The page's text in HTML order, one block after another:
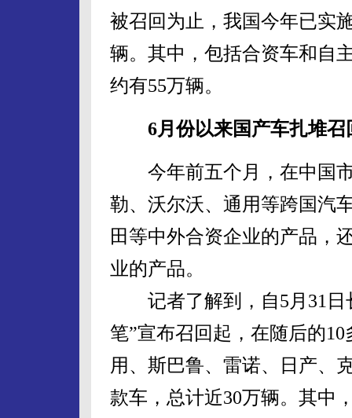
被召回为止，我国今年已实
辆。其中，包括合资车和自
约有55万辆。
6月份以来国产车扎堆召
今年前五个月，在中国市
勒、沃尔沃、通用等跨国汽
田等中外合资企业的产品，
业的产品。
记者了解到，自5月31日
笔”宣布召回起，在随后的
用、斯巴鲁、雷诺、日产、
款车，总计近30万辆。其中